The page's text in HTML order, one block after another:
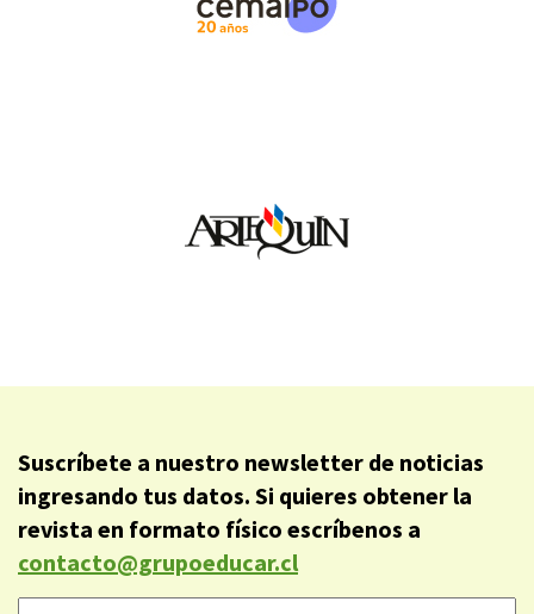
Suscríbete a nuestro newsletter de noticias
ingresando tus datos. Si quieres obtener la
revista en formato físico escríbenos a
contacto@grupoeducar.cl